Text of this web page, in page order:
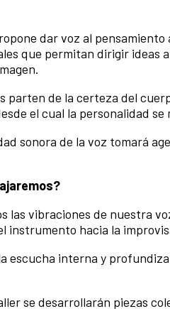
dar voz al
que permitan dirigir ideas
parten de la certeza del
el cual la personalidad
sonora de la voz tomará
las vibraciones de nuestra
instrumento hacia la
escucha interna y
se desarrollarán piezas